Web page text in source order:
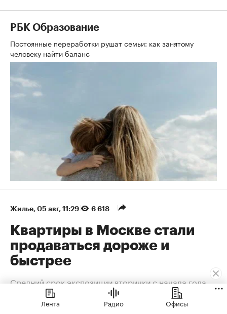
РБК Образование
Постоянные переработки рушат семьи: как занятому
человеку найти баланс
Жилье⁠, 05 авг, 11:29 6 618
Квартиры в Москве стали
продаваться дороже и
быстрее
Средний срок экспозиции вторички с начала года
сократился на 46%, до 29 дней
Лента Радио Офисы